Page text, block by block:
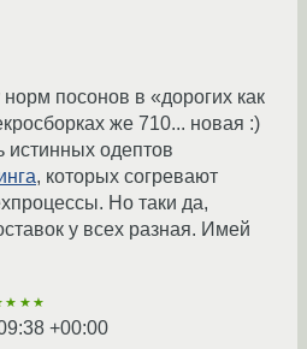
посонов в «дорогих как
же 710... новая :)
истинных одептов
, которых согревают
Но таки да,
у всех разная. Имей
+00:00